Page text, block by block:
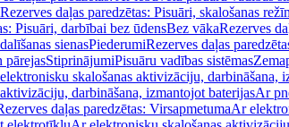
Rezerves daļas paredzētas: Pisuāri, skalošanas
Pisuāri, darbībai bez ūdensBez vākaRezerves
sienasPiederumiRezerves daļas
pārejasStiprinājumiPisuāru vadības sistēmas
skalošanas aktivizāciju, darbināšana,
darbināšana, izmantojot baterijasAr
daļas paredzētas: VirsapmetumaAr